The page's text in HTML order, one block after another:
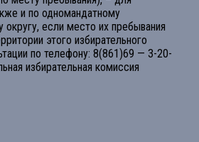
и по одномандатному
округу, если место их пребывания
этого избирательного
по телефону: 8(861)69 — 3-20-
избирательная комиссия